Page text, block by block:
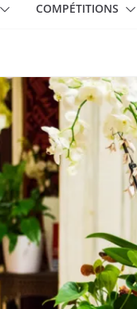
COMPÉTITIONS